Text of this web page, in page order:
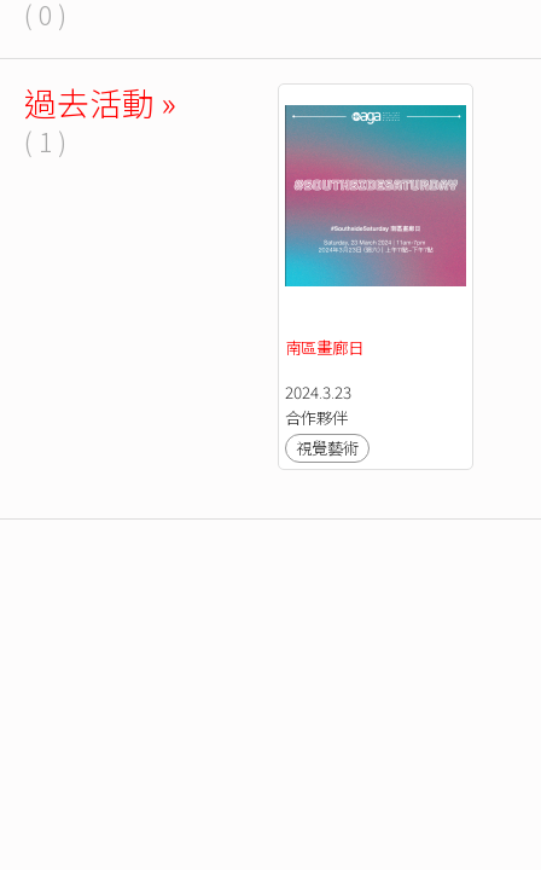
( 0 )
過去活動 »
( 1 )
南區畫廊日
2024.3.23
合作夥伴
視覺藝術